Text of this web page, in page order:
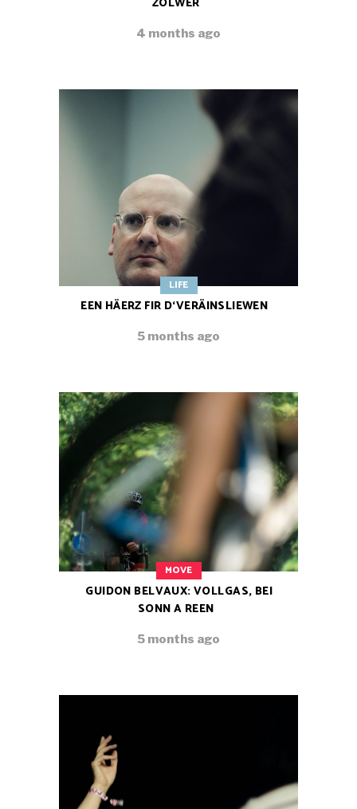
ZOLWER
4 months ago
LIFE
EEN HÄERZ FIR D‘VERÄINSLIEWEN
5 months ago
MOVE
GUIDON BELVAUX: VOLLGAS, BEI
SONN A REEN
5 months ago